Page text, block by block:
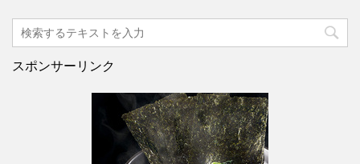
スポンサーリンク